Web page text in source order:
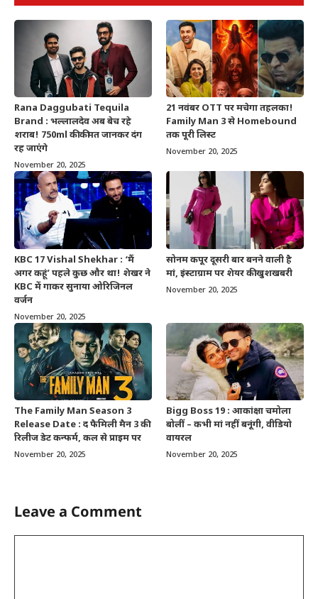
Rana Daggubati Tequila
Brand : भल्लालदेव अब बेच रहे
शराब! 750ml की कीमत जानकर दंग
रह जाएंगे
November 20, 2025
21 नवंबर OTT पर मचेगा तहलका!
Family Man 3 से Homebound
तक पूरी लिस्ट
November 20, 2025
KBC 17 Vishal Shekhar : ‘मैं
अगर कहूं’ पहले कुछ और था! शेखर ने
KBC में गाकर सुनाया ओरिजिनल
वर्जन
November 20, 2025
सोनम कपूर दूसरी बार बनने वाली है
मां, इंस्टाग्राम पर शेयर की खुशखबरी
November 20, 2025
The Family Man Season 3
Release Date : द फैमिली मैन 3 की
रिलीज डेट कन्फर्म, कल से प्राइम पर
November 20, 2025
Bigg Boss 19 : आकांक्षा चमोला
बोलीं – कभी मां नहीं बनूंगी, वीडियो
वायरल
November 20, 2025
Leave a Comment